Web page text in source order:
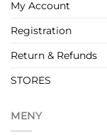
My Account
Registration
Return & Refunds
STORES
MENY